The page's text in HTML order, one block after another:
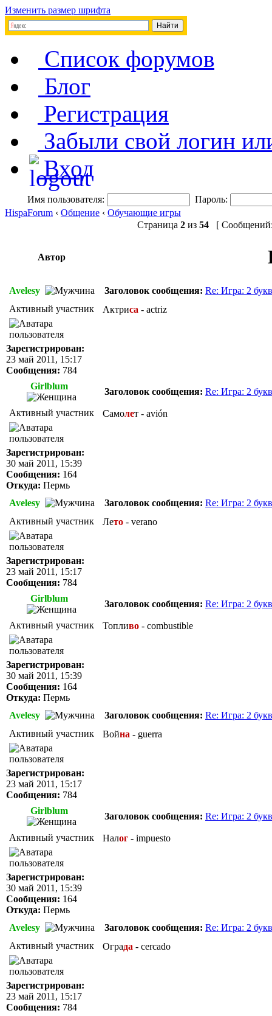
Изменить размер шрифта
Список форумов
Блог
Регистрация
Забыли свой логин
Вход
Имя пользователя:
Пароль:
HispaForum ‹ Общение ‹ Обучающие игры
Страница 2 из 54 [
Автор
Avelesy Заголовок сообщения: Re: Игра: 2
Активный участник
Зарегистрирован:
23 май 2011, 15:17
Сообщения: 784
Актриса - actriz
Girlblum
Заголовок сообщения: Re: Игра: 2
Активный участник
Зарегистрирован:
30 май 2011, 15:39
Сообщения: 164
Откуда: Пермь
Самолет - avión
Avelesy Заголовок сообщения: Re: Игра: 2
Активный участник
Зарегистрирован:
23 май 2011, 15:17
Сообщения: 784
Лето - verano
Girlblum
Заголовок сообщения: Re: Игра: 2
Активный участник
Зарегистрирован:
30 май 2011, 15:39
Сообщения: 164
Откуда: Пермь
Топливо - combustible
Avelesy Заголовок сообщения: Re: Игра: 2
Активный участник
Зарегистрирован:
23 май 2011, 15:17
Сообщения: 784
Война - guerra
Girlblum
Заголовок сообщения: Re: Игра: 2
Активный участник
Зарегистрирован:
30 май 2011, 15:39
Сообщения: 164
Откуда: Пермь
Налог - impuesto
Avelesy Заголовок сообщения: Re: Игра: 2
Активный участник
Зарегистрирован:
23 май 2011, 15:17
Сообщения: 784
Ограда - cercado